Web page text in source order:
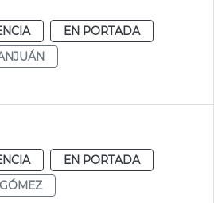
EN PORTADA
EN PORTADA